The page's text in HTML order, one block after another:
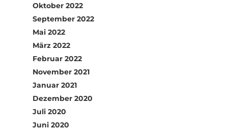
Oktober 2022
September 2022
Mai 2022
März 2022
Februar 2022
November 2021
Januar 2021
Dezember 2020
Juli 2020
Juni 2020